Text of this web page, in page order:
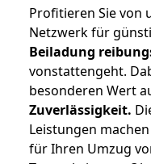
Profitieren Sie von
Netzwerk für
Beiladung
vonstattengeht.
besonderen Wert
Zuverlässigkeit.
Leistungen
für Ihren Umzug